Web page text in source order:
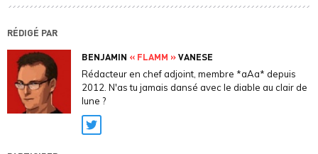
RÉDIGÉ PAR
BENJAMIN « FLAMM »VANESE
Rédacteur en chef adjoint, membre *aAa* depuis
2012. N'as tu jamais dansé avec le diable au clair de
lune ?
Twitter